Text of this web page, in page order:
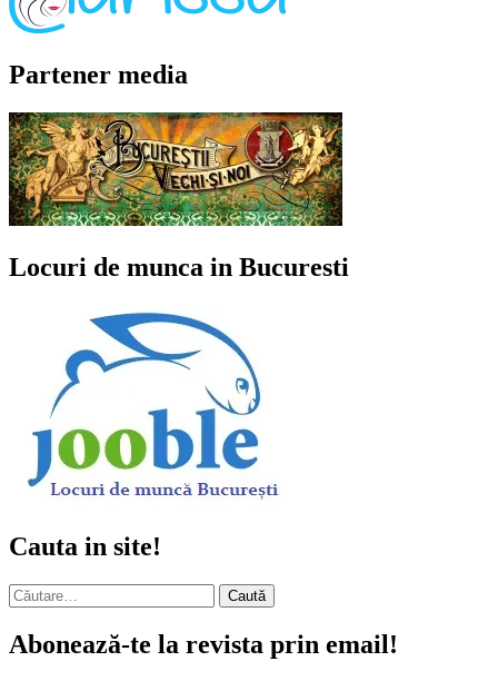
Partener media
Locuri de munca in Bucuresti
Cauta in site!
Caută
după:
Abonează-te la revista prin email!